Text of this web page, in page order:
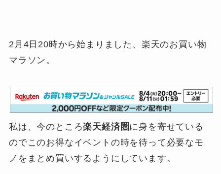
2月4日20時から始まりました、楽天のお買い物
マラソン。
私は、今のところ楽天経済圏に身を寄せている
のでこのお得なイベントの時を待って必要なモ
ノをまとめ買いするようにしています。